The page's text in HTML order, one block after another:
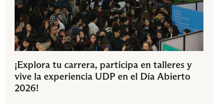
¡Explora tu carrera, participa en talleres y
vive la experiencia UDP en el Día Abierto
2026!